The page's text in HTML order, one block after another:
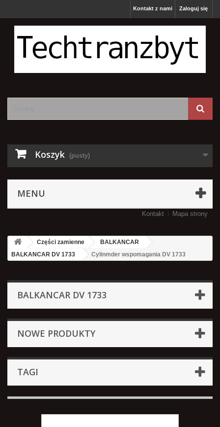
Zaloguj się
Kontakt z nami
Koszyk (pusty)
MENU
Kontakt Mapa strony
Części zamienne
BALKANCAR
BALKANCAR DV 1733
Cylinmder wspomagania DV 1733
BALKANCAR DV 1733
NOWE PRODUKTY
TAGI